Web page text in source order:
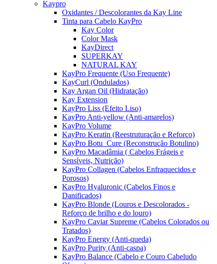
Kaypro
Oxidantes / Descolorantes da Kay Line
Tinta para Cabelo KayPro
Kay Color
Color Mask
KayDirect
SUPERKAY
NATURAL KAY
KayPro Frequente (Uso Frequente)
KayCurl (Ondulados)
Kay Argan Oil (Hidratação)
Kay Extension
KayPro Liss (Efeito Liso)
KayPro Anti-yellow (Anti-amarelos)
KayPro Volume
KayPro Keratin (Reestruturação e Reforço)
KayPro Botu_Cure (Reconstrução Botulino)
KayPro Macadâmia ( Cabelos Frágeis e
Sensíveis, Nutrição)
KayPro Collagen (Cabelos Enfraquecidos e
Porosos)
KayPro Hyaluronic (Cabelos Finos e
Danificados)
KayPro Blonde (Louros e Descolorados -
Reforço de brilho e do louro)
KayPro Caviar Supreme (Cabelos Colorados ou
Tratados)
KayPro Energy (Anti-queda)
KayPro Purity (Anti-caspa)
KayPro Balance (Cabelo e Couro Cabeludo